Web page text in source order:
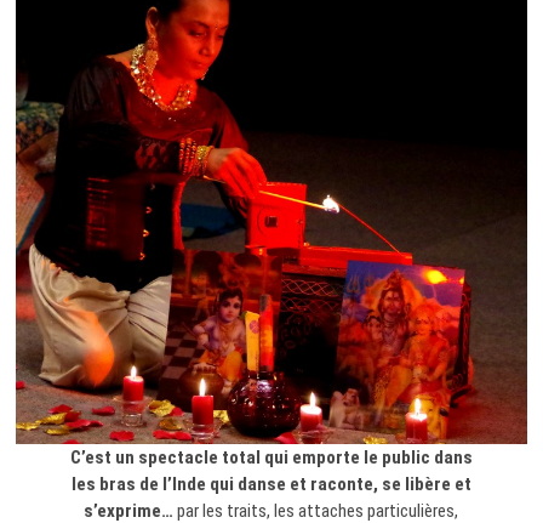
C’est un spectacle total qui emporte le public dans
les bras de l’Inde qui danse et raconte, se libère et
s’exprime…par les traits, les attaches particulières,